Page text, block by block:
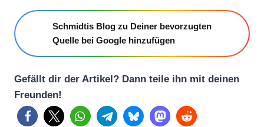
Schmidtis Blog zu Deiner bevorzugten
Quelle bei Google hinzufügen
Gefällt dir der Artikel? Dann teile ihn mit deinen
Freunden!